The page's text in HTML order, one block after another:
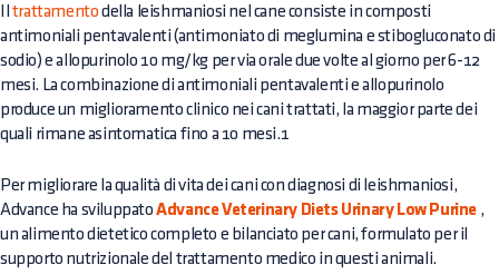
trattamento della leishmaniosi nel cane consiste in composti
antimoniali pentavalenti (antimoniato di meglumina e stibogluconato di
sodio) e allopurinolo 10 mg/kg per via orale due volte al giorno per 6-12
mesi. La combinazione di antimoniali pentavalenti e allopurinolo
produce un miglioramento clinico nei cani trattati, la maggior parte dei
quali rimane asintomatica fino a 10 mesi.1
Per migliorare la qualità di vita dei cani con diagnosi di leishmaniosi,
Advance ha sviluppatoAdvance Veterinary Diets Urinary Low Purine ,
un alimento dietetico completo e bilanciato per cani, formulato per il
supporto nutrizionale del trattamento medico in questi animali.